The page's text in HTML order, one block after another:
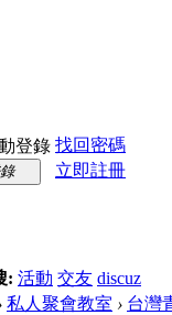
登錄 找回密碼
立即註冊
: 活動 交友 discuz
私人聚會教室 › 台灣